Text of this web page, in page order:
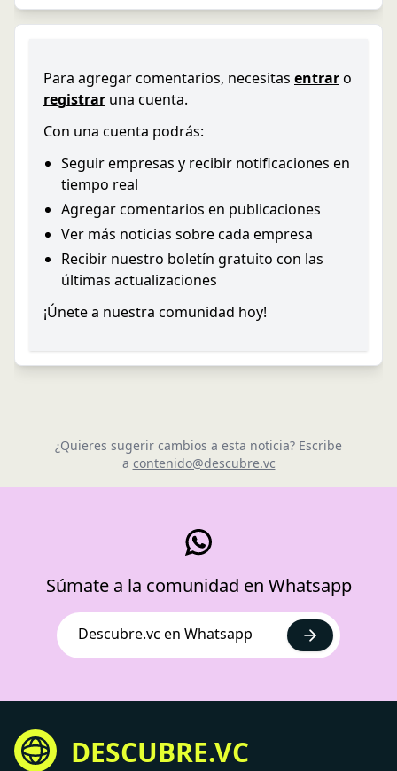
Para agregar comentarios, necesitas entraro
registrar una cuenta.
Con una cuenta podrás:
Seguir empresas y recibir notificaciones en
tiempo real
Agregar comentarios en publicaciones
Ver más noticias sobre cada empresa
Recibir nuestro boletín gratuito con las
últimas actualizaciones
¡Únete a nuestra comunidad hoy!
¿Quieres sugerir cambios a esta noticia? Escribe
a contenido@descubre.vc
Súmate a la comunidad en Whatsapp
Descubre.vc en Whatsapp
DESCUBRE.VC